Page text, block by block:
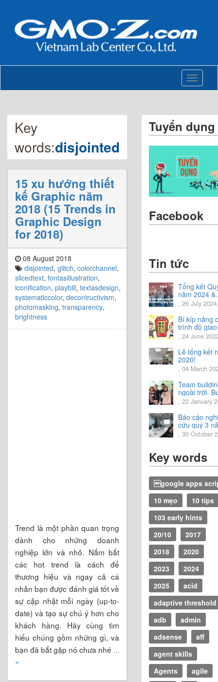
Toggle
Key
words:disjointed
15 xu hướng thiết
kế Graphic năm
2018 (15 Trends in
Graphic Design
for 2018)
08 August 2018
disjointed, glitch, colorchannel,
slicedtext, fontasillustration,
iconification, playbill, textasdesign,
systematiccolor, decontructivism,
photomasking, transparency,
brightness
Trend là một phần quan trọng
dành cho những doanh
nghiệp lớn và nhỏ. Nắm bắt
các hot trend là cách để
thương hiệu và ngay cả cá
nhân bạn được đánh giá tốt về
sự cập nhật mỗi ngày (up-to-
date) và tạo sự chú ý hơn cho
khách hàng. Hãy cùng tìm
hiểu chúng gồm những gì, và
bạn đã bắt gặp nó chưa nhé ...
»
Tuyển dụng
Facebook
Tin tức
Tổng kết
năm 2024 &
Chia sẻ định
hướng Quý 3
năm 2024
, 26 July 2024
Bí kíp nâng
trình độ
tiếng Nhật.
, 24 June
Lễ tổng kết
2020!
, 04 March
Team
ngoài trời-
trải nghiệm
vời.
, 22 January
Báo cáo
cứu quý 3
2020
, 30 October
Key words
google apps
10 mẹo
10 tips
103 early hints
20/10
2017
2018
2020
2023
2024
2025
acid
adaptive threshold
adb
admin
adsense
aff
agent skills
Agents
agile